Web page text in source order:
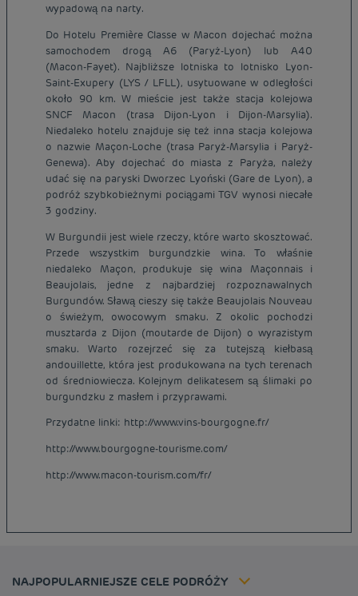
wypadową na narty.
Do Hotelu Première Classe w Macon dojechać można
samochodem drogą A6 (Paryż-Lyon) lub A40
(Macon-Fayet). Najbliższe lotniska to lotnisko Lyon-
Saint-Exupery (LYS / LFLL), usytuowane w odległości
około 90 km. W mieście jest także stacja kolejowa
SNCF Macon (trasa Dijon-Lyon i Dijon-Marsylia).
Niedaleko hotelu znajduje się też inna stacja kolejowa
o nazwie Maçon-Loche (trasa Paryż-Marsylia i Paryż-
Genewa). Aby dojechać do miasta z Paryża, należy
udać się na paryski Dworzec Lyoński (Gare de Lyon), a
podróż szybkobieżnymi pociągami TGV wynosi niecałe
3 godziny.
W Burgundii jest wiele rzeczy, które warto skosztować.
Przede wszystkim burgundzkie wina. To właśnie
niedaleko Maçon, produkuje się wina Maçonnais i
Beaujolais, jedne z najbardziej rozpoznawalnych
Burgundów. Sławą cieszy się także Beaujolais Nouveau
o świeżym, owocowym smaku. Z okolic pochodzi
musztarda z Dijon (moutarde de Dijon) o wyrazistym
smaku. Warto rozejrzeć się za tutejszą kiełbasą
andouillette, która jest produkowana na tych terenach
od średniowiecza. Kolejnym delikatesem są ślimaki po
burgundzku z masłem i przyprawami.
Przydatne linki: http://www.vins-bourgogne.fr/
http://www.bourgogne-tourisme.com/
http://www.macon-tourism.com/fr/
NAJPOPULARNIEJSZE CELE PODRÓŻY
Tanie hotele Warszawa
Tanie hotele Wrocław
Tanie hotele Belgia
Stawka członkowska
Tax policy